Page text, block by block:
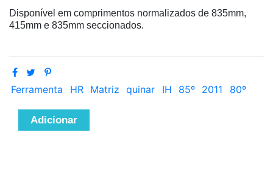
Disponível em comprimentos normalizados de 835mm,
415mm e 835mm seccionados.
Ferramenta HR Matriz quinar IH 85º 2011 80º
Adicionar